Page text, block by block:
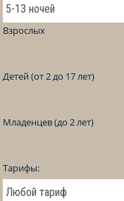
Взрослых
Детей (от 2 до 17 лет)
Младенцев (до 2 лет)
Тарифы: